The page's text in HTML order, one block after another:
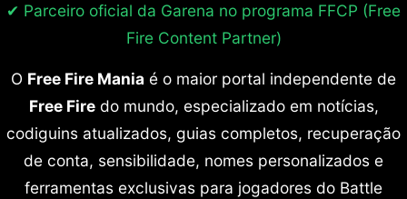
✔ Parceiro oficial da Garena no programa FFCP (Free
Fire Content Partner)
O Free Fire Mania é o maior portal independente de
Free Firedo mundo, especializado em notícias,
codiguins atualizados, guias completos, recuperação
de conta, sensibilidade, nomes personalizados e
ferramentas exclusivas para jogadores do Battle